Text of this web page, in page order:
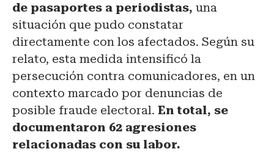
de pasaportes a periodistas, una
situación que pudo constatar
directamente con los afectados. Según su
relato, esta medida intensificó la
persecución contra comunicadores, en un
contexto marcado por denuncias de
posible fraude electoral. En total, se
documentaron 62 agresiones
relacionadas con su labor.